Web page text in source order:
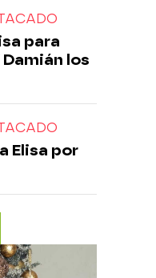
para
los
Elisa por